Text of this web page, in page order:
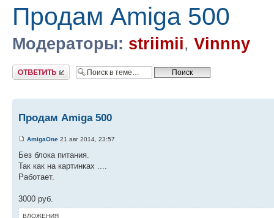
Продам Amiga 500
Модераторы: striimii, Vinnny
Ответить
Продам Amiga 500
AmigaOne 21 авг 2014, 23:57
Без блока питания.
Так как на картинках ....
Работает.
3000 руб.
ВЛОЖЕНИЯ